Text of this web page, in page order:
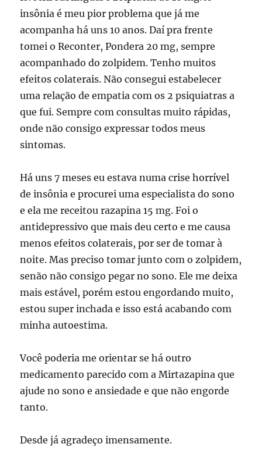
insônia é meu pior problema que já me
acompanha há uns 10 anos. Daí pra frente
tomei o Reconter, Pondera 20 mg, sempre
acompanhado do zolpidem. Tenho muitos
efeitos colaterais. Não consegui estabelecer
uma relação de empatia com os 2 psiquiatras a
que fui. Sempre com consultas muito rápidas,
onde não consigo expressar todos meus
sintomas.
Há uns 7 meses eu estava numa crise horrível
de insônia e procurei uma especialista do sono
e ela me receitou razapina 15 mg. Foi o
antidepressivo que mais deu certo e me causa
menos efeitos colaterais, por ser de tomar à
noite. Mas preciso tomar junto com o zolpidem,
senão não consigo pegar no sono. Ele me deixa
mais estável, porém estou engordando muito,
estou super inchada e isso está acabando com
minha autoestima.
Você poderia me orientar se há outro
medicamento parecido com a Mirtazapina que
ajude no sono e ansiedade e que não engorde
tanto.
Desde já agradeço imensamente.